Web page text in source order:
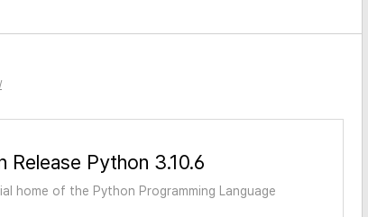
Release Python 3.10.6
home of the Python Programming Language